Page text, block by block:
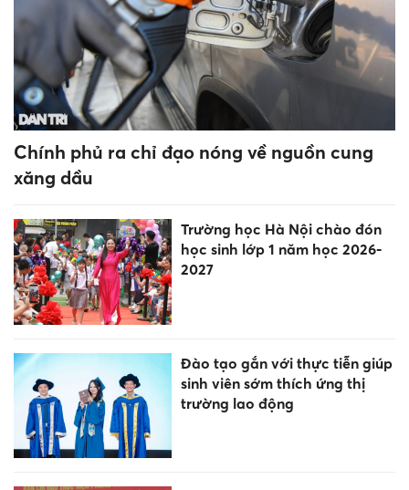
Tử vi thứ 2 ngày 3/8/2026 của
12 con giáp: Mùi nghi ngờ, Tý
có tiền
khi nào tác động thời tiết Biển
Đông?
nào để không bị tuột'